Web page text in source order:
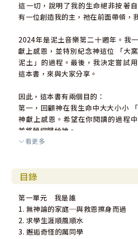
這一切，說明了我的生命絕非按著
有一位創造我的主，祂在前面帶領，
2024年是泥土音樂第二十週年。我
獻上感恩，並特別紀念神這位 「大
泥土」的過程。最後，我決定嘗試
這本書，來與大家分享。
因此，這本書有兩個目的：
第一，回顧神在我生命中大大小小
神獻上感恩。希望在你閱讀的過程
並將榮耀歸給神。
第二，與你分享我人生起起伏伏的
這本書還有一個特點，就是我提到
有二維碼，掃一掃就可以連結到泥
聽哦！希望您喜歡。
Love in Christ
看更多
目錄
第一單元 我是誰
1. 無神論的家庭─與救恩擦身而過
2. 求學生涯順風順水
3. 邂逅奇怪的厲同學